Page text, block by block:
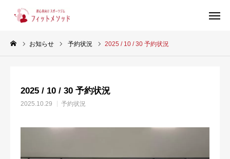
お知らせ 予約状況 2025 / 10 / 30 予約状況
2025 / 10 / 30 予約状況
2025.10.29 予約状況
当ジムについて